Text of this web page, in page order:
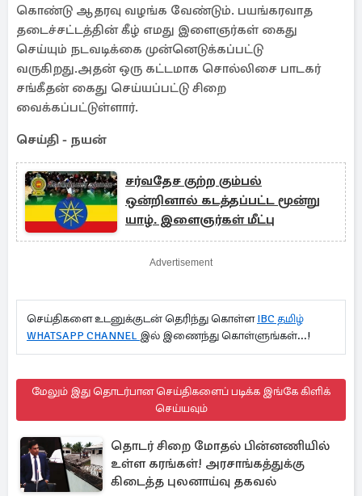
கொண்டு ஆதரவு வழங்க வேண்டும். பயங்கரவாத
தடைச்சட்டத்தின் கீழ் எமது இளைஞர்கள் கைது
செய்யும் நடவடிக்கை முன்னெடுக்கப்பட்டு
வருகிறது.அதன் ஒரு கட்டமாக சொல்லிசை பாடகர்
சங்கீதன் கைது செய்யப்பட்டு சிறை
வைக்கப்பட்டுள்ளார்.
செய்தி - நயன்
சர்வதேச குற்ற கும்பல்
ஒன்றினால் கடத்தப்பட்ட மூன்று
யாழ். இளைஞர்கள் மீட்பு
Advertisement
செய்திகளை உடனுக்குடன் தெரிந்து கொள்ளIBC தமிழ்
WHATSAPP CHANNEL இல் இணைந்து கொள்ளுங்கள்...!
மேலும் இது தொடர்பான செய்திகளைப் படிக்க இங்கே கிளிக்
செய்யவும்
தொடர் சிறை மோதல் பின்னணியில்
உள்ள கரங்கள்! அரசாங்கத்துக்கு
கிடைத்த புலனாய்வு தகவல்